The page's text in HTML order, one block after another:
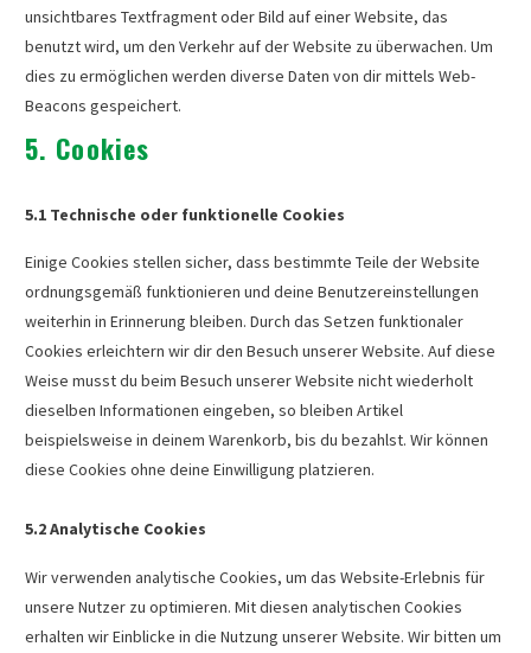
unsichtbares Textfragment oder Bild auf einer Website, das
benutzt wird, um den Verkehr auf der Website zu überwachen. Um
dies zu ermöglichen werden diverse Daten von dir mittels Web-
Beacons gespeichert.
5. Cookies
5.1 Technische oder funktionelle Cookies
Einige Cookies stellen sicher, dass bestimmte Teile der Website
ordnungsgemäß funktionieren und deine Benutzereinstellungen
weiterhin in Erinnerung bleiben. Durch das Setzen funktionaler
Cookies erleichtern wir dir den Besuch unserer Website. Auf diese
Weise musst du beim Besuch unserer Website nicht wiederholt
dieselben Informationen eingeben, so bleiben Artikel
beispielsweise in deinem Warenkorb, bis du bezahlst. Wir können
diese Cookies ohne deine Einwilligung platzieren.
5.2 Analytische Cookies
Wir verwenden analytische Cookies, um das Website-Erlebnis für
unsere Nutzer zu optimieren. Mit diesen analytischen Cookies
erhalten wir Einblicke in die Nutzung unserer Website. Wir bitten um